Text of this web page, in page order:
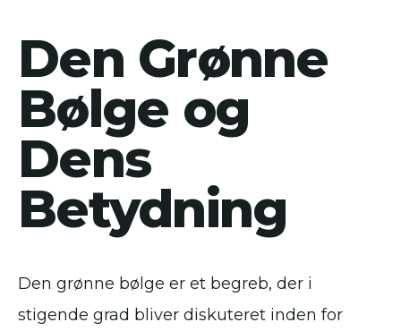
Den Grønne
Bølge og
Dens
Betydning
Den grønne bølge er et begreb, der i
stigende grad bliver diskuteret inden for